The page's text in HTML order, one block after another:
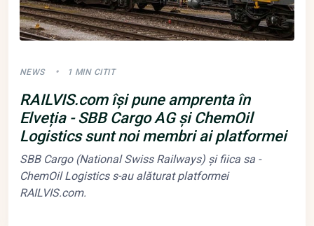
NEWS 1 MIN CITIT
RAILVIS.com își pune amprenta în
Elveția - SBB Cargo AG și ChemOil
Logistics sunt noi membri ai platformei
SBB Cargo (National Swiss Railways) și fiica sa -
ChemOil Logistics s-au alăturat platformei
RAILVIS.com.